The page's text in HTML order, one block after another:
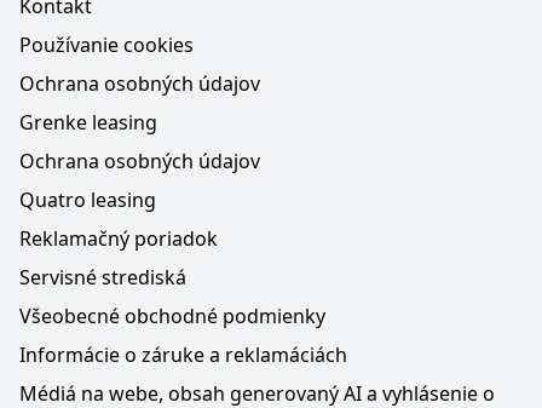
Kontakt
Používanie cookies
Ochrana osobných údajov
Grenke leasing
Ochrana osobných údajov
Quatro leasing
Reklamačný poriadok
Servisné strediská
Všeobecné obchodné podmienky
Informácie o záruke a reklamáciách
Médiá na webe, obsah generovaný AI a vyhlásenie o